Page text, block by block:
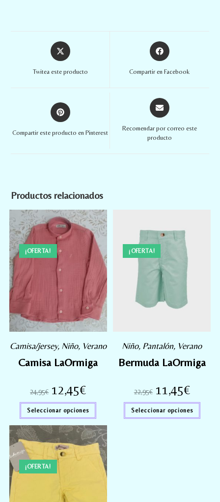
Twitea este producto Compartir en Facebook
Compartir este producto en Pinterest
Recomendar por correo este
producto
Productos relacionados
¡OFERTA!
Camisa/jersey, Niño, Verano
Camisa LaOrmiga
24,95€ 12,45€
Seleccionar opciones
¡OFERTA!
Niño, Pantalón, Verano
Bermuda LaOrmiga
22,95€ 11,45€
Seleccionar opciones
¡OFERTA!